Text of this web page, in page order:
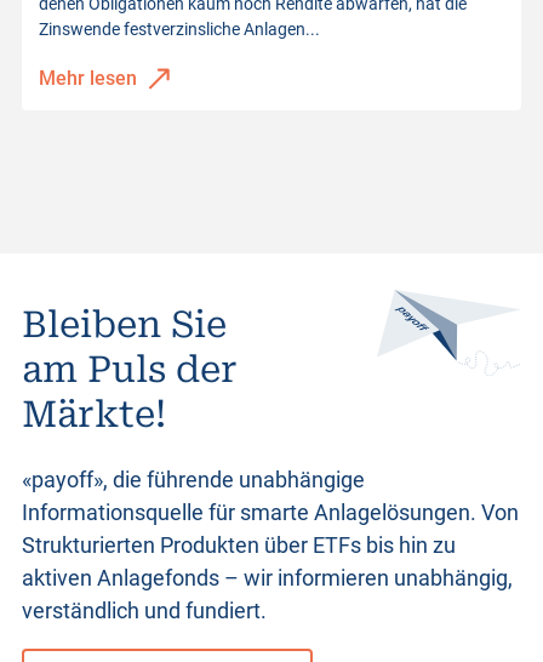
Zinswende festverzinsliche Anlagen...
Mehr lesen
Bleiben Sie
am Puls der
Märkte!
«payoff», die führende unabhängige
Informationsquelle für smarte Anlagelösungen. Von
Strukturierten Produkten über ETFs bis hin zu
aktiven Anlagefonds – wir informieren unabhängig,
verständlich und fundiert.